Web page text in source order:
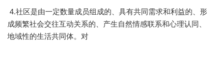
4.社区是由一定数量成员组成的、具有共同需求和利益的、形
成频繁社会交往互动关系的、产生自然情感联系和心理认同、
地域性的生活共同体。对